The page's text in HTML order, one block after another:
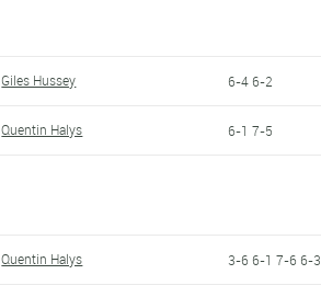
Giles Hussey 6-4 6-2
Quentin Halys 6-1 7-5
Quentin Halys 3-6 6-1 7-6 6-3